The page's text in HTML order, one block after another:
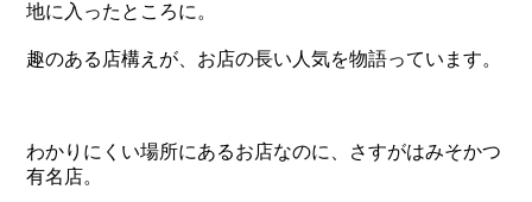
地に入ったところに。
趣のある店構えが、お店の長い人気を物語っています。
わかりにくい場所にあるお店なのに、さすがはみそかつ
有名店。